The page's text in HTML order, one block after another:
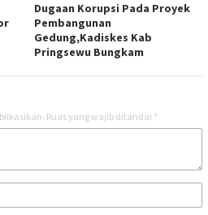
Dugaan Korupsi Pada Proyek
Pembangunan
Gedung,Kadiskes Kab
Pringsewu Bungkam
Ruas yang wajib ditandai *